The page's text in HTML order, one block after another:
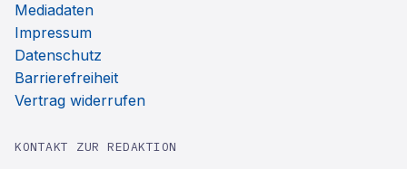
Mediadaten
Impressum
Datenschutz
Barrierefreiheit
Vertrag widerrufen
KONTAKT ZUR REDAKTION